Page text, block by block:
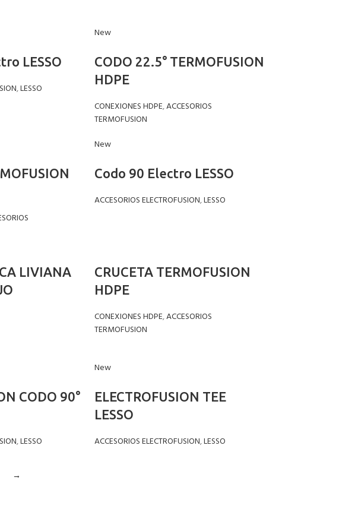
LESSO
,LESSO
New
CODO 22.5° TERMOFUSION
HDPE
CONEXIONES HDPE,ACCESORIOS
TERMOFUSION
New
Codo 90 Electro LESSO
ACCESORIOS ELECTROFUSION,LESSO
LIVIANA
CRUCETA TERMOFUSION
HDPE
CONEXIONES HDPE,ACCESORIOS
TERMOFUSION
CODO 90°
,LESSO
New
ELECTROFUSION TEE
LESSO
ACCESORIOS ELECTROFUSION,LESSO
→